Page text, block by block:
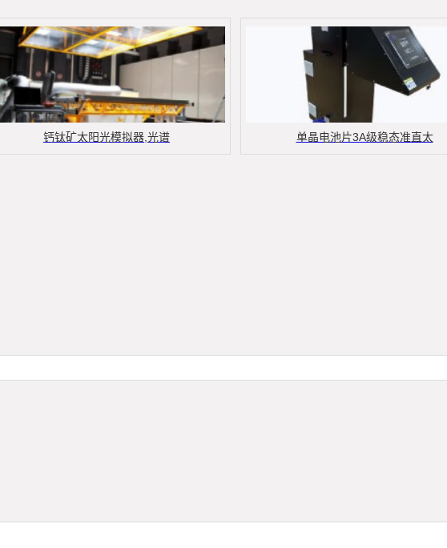
钙钛矿太阳光模拟器,光谱 单晶电池片3A级稳态准直太